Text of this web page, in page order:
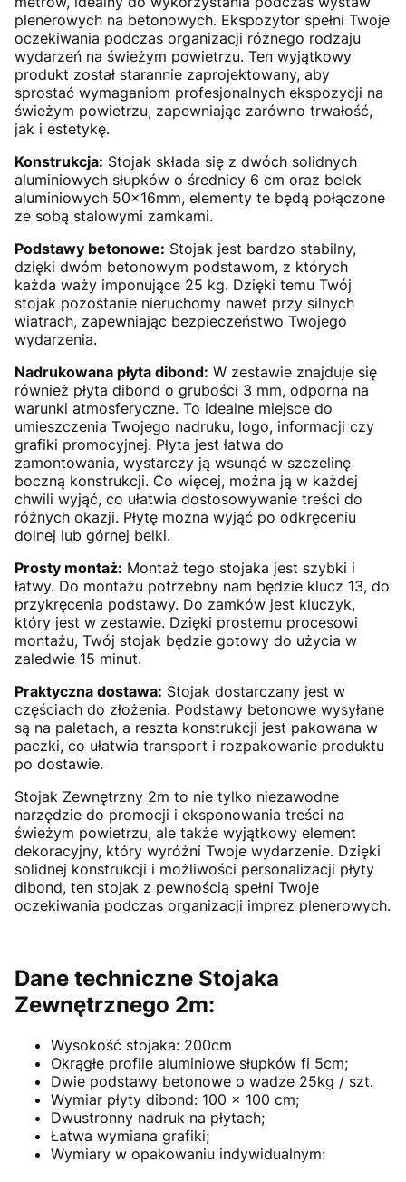
plenerowych na betonowych. Ekspozytor spełni Twoje
oczekiwania podczas organizacji różnego rodzaju
wydarzeń na świeżym powietrzu. Ten wyjątkowy
produkt został starannie zaprojektowany, aby
sprostać wymaganiom profesjonalnych ekspozycji na
świeżym powietrzu, zapewniając zarówno trwałość,
jak i estetykę.
Konstrukcja: Stojak składa się z dwóch solidnych
aluminiowych słupków o średnicy 6 cm oraz belek
aluminiowych 50x16mm, elementy te będą połączone
ze sobą stalowymi zamkami.
Podstawy betonowe: Stojak jest bardzo stabilny,
dzięki dwóm betonowym podstawom, z których
każda waży imponujące 25 kg. Dzięki temu Twój
stojak pozostanie nieruchomy nawet przy silnych
wiatrach, zapewniając bezpieczeństwo Twojego
wydarzenia.
Nadrukowana płyta dibond: W zestawie znajduje się
również płyta dibond o grubości 3 mm, odporna na
warunki atmosferyczne. To idealne miejsce do
umieszczenia Twojego nadruku, logo, informacji czy
grafiki promocyjnej. Płyta jest łatwa do
zamontowania, wystarczy ją wsunąć w szczelinę
boczną konstrukcji. Co więcej, można ją w każdej
chwili wyjąć, co ułatwia dostosowywanie treści do
różnych okazji. Płytę można wyjąć po odkręceniu
dolnej lub górnej belki.
Prosty montaż: Montaż tego stojaka jest szybki i
łatwy. Do montażu potrzebny nam będzie klucz 13, do
przykręcenia podstawy. Do zamków jest kluczyk,
który jest w zestawie. Dzięki prostemu procesowi
montażu, Twój stojak będzie gotowy do użycia w
zaledwie 15 minut.
Praktyczna dostawa: Stojak dostarczany jest w
częściach do złożenia. Podstawy betonowe wysyłane
są na paletach, a reszta konstrukcji jest pakowana w
paczki, co ułatwia transport i rozpakowanie produktu
po dostawie.
Stojak Zewnętrzny 2m to nie tylko niezawodne
narzędzie do promocji i eksponowania treści na
świeżym powietrzu, ale także wyjątkowy element
dekoracyjny, który wyróżni Twoje wydarzenie. Dzięki
solidnej konstrukcji i możliwości personalizacji płyty
dibond, ten stojak z pewnością spełni Twoje
oczekiwania podczas organizacji imprez plenerowych.
Dane techniczne Stojaka
Zewnętrznego 2m:
Wysokość stojaka: 200cm
Okrągłe profile aluminiowe słupków fi 5cm;
Dwie podstawy betonowe o wadze 25kg / szt.
Wymiar płyty dibond: 100 x 100 cm;
Dwustronny nadruk na płytach;
Łatwa wymiana grafiki;
Wymiary w opakowaniu indywidualnym: